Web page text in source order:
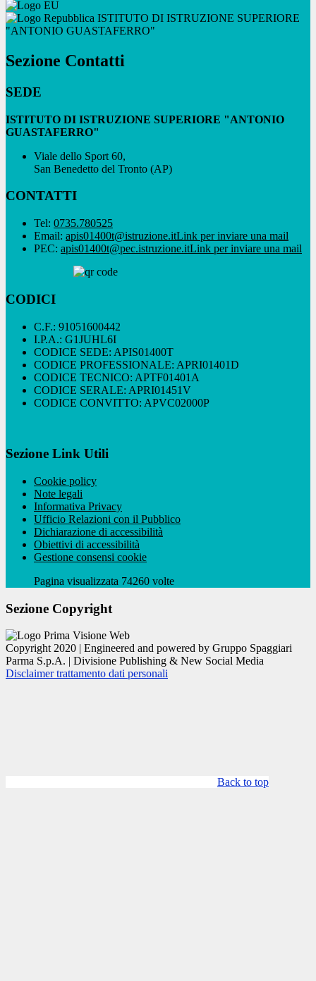
ISTITUTO DI ISTRUZIONE SUPERIORE
"ANTONIO GUASTAFERRO"
Sezione Contatti
SEDE
ISTITUTO DI ISTRUZIONE SUPERIORE "ANTONIO
GUASTAFERRO"
Viale dello Sport 60,
San Benedetto del Tronto (AP)
CONTATTI
Tel: 0735.780525
Email: apis01400t@istruzione.itLink per inviare una mail
PEC: apis01400t@pec.istruzione.itLink per inviare una mail
CODICI
C.F.: 91051600442
I.P.A.: G1JUHL6I
CODICE SEDE: APIS01400T
CODICE PROFESSIONALE: APRI01401D
CODICE TECNICO: APTF01401A
CODICE SERALE: APRI01451V
CODICE CONVITTO: APVC02000P
Sezione Link Utili
Cookie policy
Note legali
Informativa Privacy
Ufficio Relazioni con il Pubblico
Dichiarazione di accessibilità
Obiettivi di accessibilità
Gestione consensi cookie
Pagina visualizzata 74260 volte
Sezione Copyright
Copyright 2020 | Engineered and powered by Gruppo Spaggiari
Parma S.p.A. | Divisione Publishing & New Social Media
Disclaimer trattamento dati personali
Back to top